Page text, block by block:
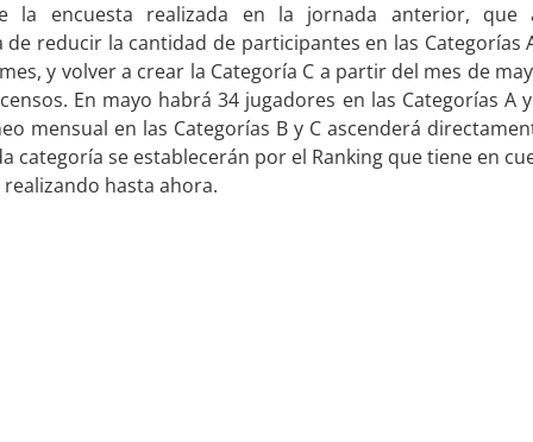
la encuesta realizada en la jornada anterior, que
reducir la cantidad de participantes en las Categorías
y volver a crear la Categoría C a partir del mes de
En mayo habrá 34 jugadores en las Categorías A
mensual en las Categorías B y C ascenderá
categoría se establecerán por el Ranking que tiene en
hasta ahora.